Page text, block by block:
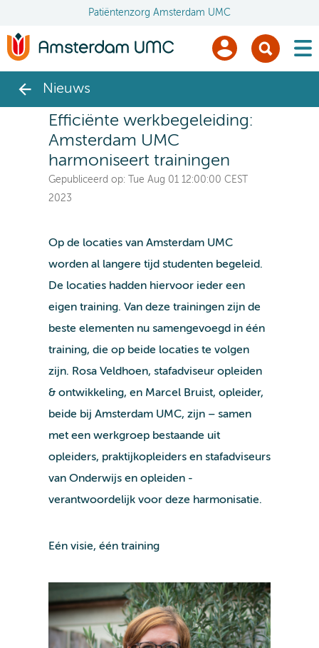
Patiëntenzorg Amsterdam UMC
Nieuws
Efficiënte werkbegeleiding:
Amsterdam UMC
harmoniseert trainingen
Gepubliceerd op:
Tue Aug 01 12:00:00 CEST
2023
Op de locaties van Amsterdam UMC
worden al langere tijd studenten begeleid.
De locaties hadden hiervoor ieder een
eigen training. Van deze trainingen zijn de
beste elementen nu samengevoegd in één
training, die op beide locaties te volgen
zijn. Rosa Veldhoen, stafadviseur opleiden
& ontwikkeling, en Marcel Bruist, opleider,
beide bij Amsterdam UMC, zijn – samen
met een werkgroep bestaande uit
opleiders, praktijkopleiders en stafadviseurs
van Onderwijs en opleiden -
verantwoordelijk voor deze harmonisatie.
Eén visie, één training